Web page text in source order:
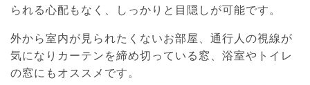
られる心配もなく、しっかりと目隠しが可能です。
外から室内が見られたくないお部屋、通行人の視線が
気になりカーテンを締め切っている窓、浴室やトイレ
の窓にもオススメです。